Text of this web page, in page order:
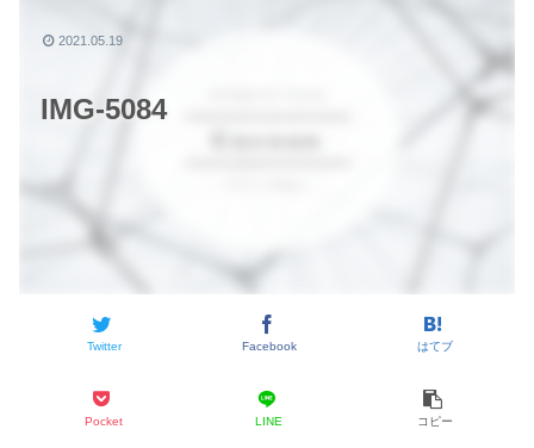
IMG-5084
Twitter Facebook はてブ
Pocket LINE コピー
2021.05.19